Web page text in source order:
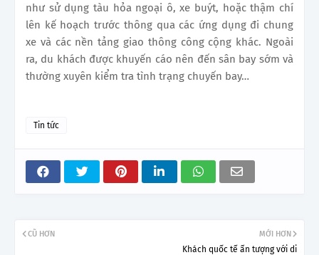
như sử dụng tàu hỏa ngoại ô, xe buýt, hoặc thậm chí
lên kế hoạch trước thông qua các ứng dụng đi chung
xe và các nền tảng giao thông công cộng khác. Ngoài
ra, du khách được khuyến cáo nên đến sân bay sớm và
thường xuyên kiểm tra tình trạng chuyến bay…
Tin tức
MỚI HƠN
Khách quốc tế ấn tượng với di
CŨ HƠN